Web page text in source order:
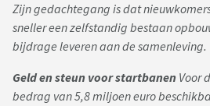
Zijn gedachtegang is dat
sneller een zelfstandig bestaan
bijdrage leveren aan de samenleving.
Geld en steun voor startbanen Voor
bedrag van 5,8 miljoen euro